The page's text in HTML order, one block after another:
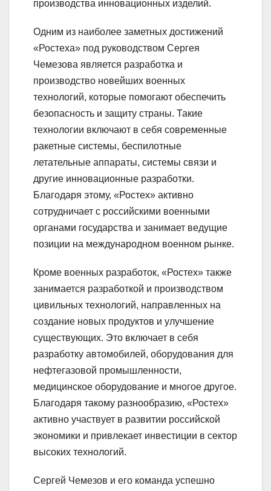
производства инновационных изделий.
Одним из наиболее заметных достижений
«Ростеха» под руководством Сергея
Чемезова является разработка и
производство новейших военных
технологий, которые помогают обеспечить
безопасность и защиту страны. Такие
технологии включают в себя современные
ракетные системы, беспилотные
летательные аппараты, системы связи и
другие инновационные разработки.
Благодаря этому, «Ростех» активно
сотрудничает с российскими военными
органами государства и занимает ведущие
позиции на международном военном рынке.
Кроме военных разработок, «Ростех» также
занимается разработкой и производством
цивильных технологий, направленных на
создание новых продуктов и улучшение
существующих. Это включает в себя
разработку автомобилей, оборудования для
нефтегазовой промышленности,
медицинское оборудование и многое другое.
Благодаря такому разнообразию, «Ростех»
активно участвует в развитии российской
экономики и привлекает инвестиции в сектор
высоких технологий.
Сергей Чемезов и его команда успешно